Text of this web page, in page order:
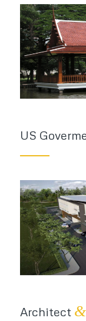
US
Architect &